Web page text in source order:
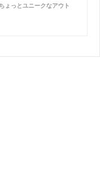
ょっとユニークなアウト